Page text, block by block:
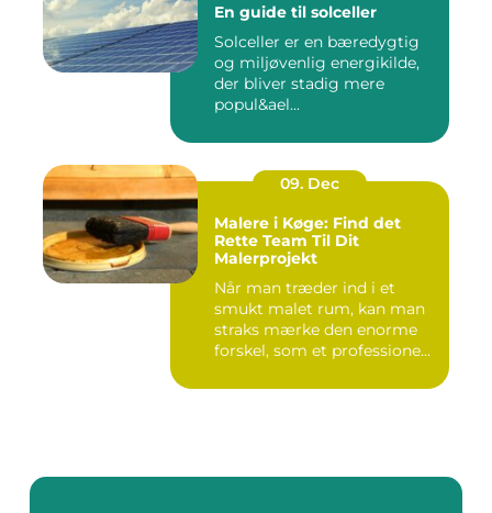
En guide til solceller
Solceller er en bæredygtig
og miljøvenlig energikilde,
der bliver stadig mere
popul&ael...
09. Dec
Malere i Køge: Find det
Rette Team Til Dit
Malerprojekt
Når man træder ind i et
smukt malet rum, kan man
straks mærke den enorme
forskel, som et professione...